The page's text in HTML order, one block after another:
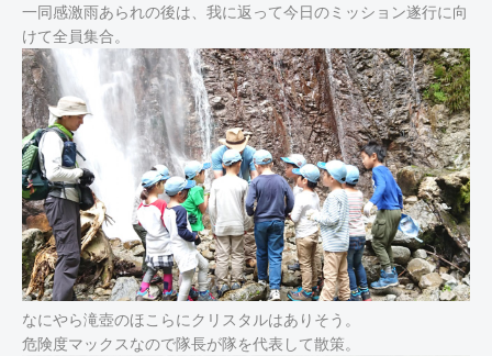
一同感激雨あられの後は、我に返って今日のミッション遂行に向
けて全員集合。
なにやら滝壺のほこらにクリスタルはありそう。
危険度マックスなので隊長が隊を代表して散策。